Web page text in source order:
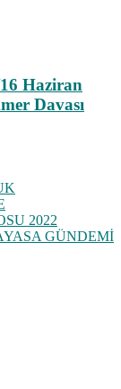
Haziran
Davası
2022
GÜNDEMİ